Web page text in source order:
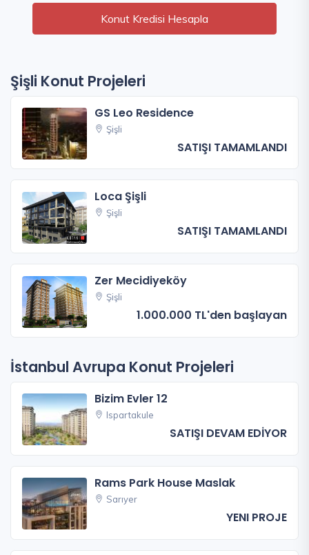
Konut Kredisi Hesapla
Şişli Konut Projeleri
GS Leo Residence
Şişli
SATIŞI TAMAMLANDI
Loca Şişli
Şişli
SATIŞI TAMAMLANDI
Zer Mecidiyeköy
Şişli
1.000.000 TL'den başlayan
İstanbul Avrupa Konut Projeleri
Bizim Evler 12
Ispartakule
SATIŞI DEVAM EDİYOR
Rams Park House Maslak
Sarıyer
YENI PROJE